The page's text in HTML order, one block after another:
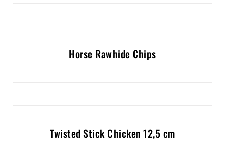
Horse Rawhide Chips
Twisted Stick Chicken 12,5 cm